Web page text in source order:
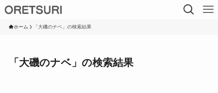
ホーム 「大磯のナベ」の検索結果
「大磯のナベ」の検索結果